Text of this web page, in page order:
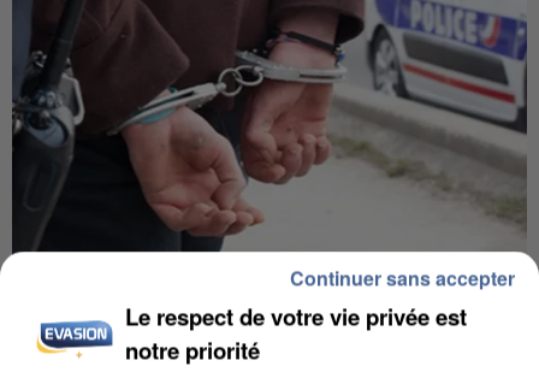
L’UN DES FONDATEURS SUPPOSÉS DE LA DZ
MAFIA INTERPELLÉ EN ALGÉRIE
Le respect de votre vie privée est
notre priorité
Continuer sans accepter